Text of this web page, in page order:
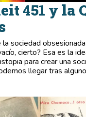
451 y la
la sociedad
cierto? Esa es la
para crear una
llegar tras